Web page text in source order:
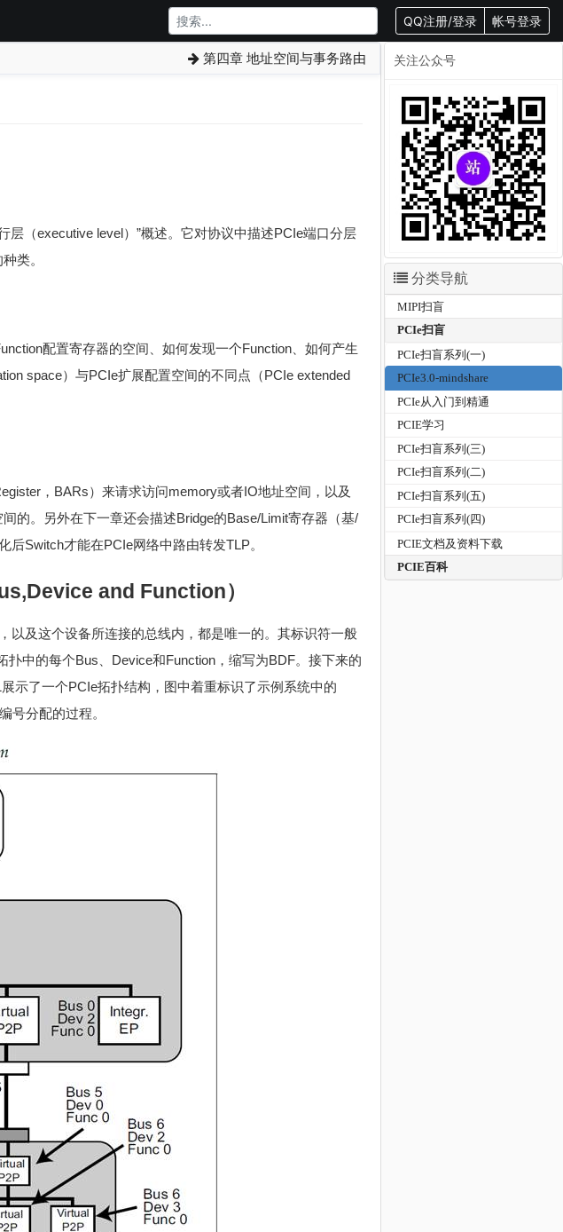
QQ注册/登录 帐号登录
第四章 地址空间与事务路由
（executive level）”概述。它对协议中描述PCIe端口分层
类。
配置寄存器的空间、如何发现一个Function、如何产生
space）与PCIe扩展配置空间的不同点（PCIe extended
，BARs）来请求访问memory或者IO地址空间，以及
的。另外在下一章还会描述Bridge的Base/Limit寄存器（基/
Switch才能在PCIe网络中路由转发TLP。
and Function）
以及这个设备所连接的总线内，都是唯一的。其标识符一般
中的每个Bus、Device和Function，缩写为BDF。接下来的
示了一个PCIe拓扑结构，图中着重标识了示例系统中的
号分配的过程。
关注公众号
分类导航
MIPI扫盲
PCIe扫盲
PCIe扫盲系列(一)
PCIe3.0-mindshare
PCIe从入门到精通
PCIE学习
PCIe扫盲系列(三)
PCIe扫盲系列(二)
PCIe扫盲系列(五)
PCIe扫盲系列(四)
PCIE文档及资料下载
PCIE百科